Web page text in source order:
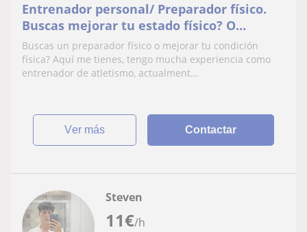
Entrenador personal/ Preparador físico.
Buscas mejorar tu estado físico? O
mejorar tu rendimiento? Aquí me tienes!
Buscas un preparador físico o mejorar tu condición
física? Aquí me tienes, tengo mucha experiencia como
entrenador de atletismo, actualment...
ver más Contactar
11€/h
Steven